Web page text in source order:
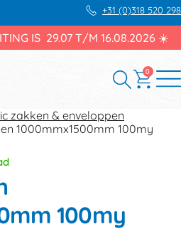
+31 (0)318 520 298
IS 29.07 T/M 16.08.2026 ☀️
0
zakken & enveloppen
1000mmx1500mm 100my
100my